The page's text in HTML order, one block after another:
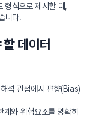
식으로 제시할 때,
니다.
데이터
석 관점에서 편향(Bias)
계와 위험요소를 명확히